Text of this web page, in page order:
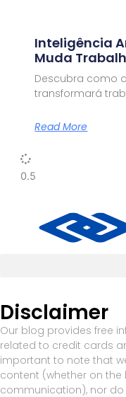
Inteligência
Muda
Descubra como
transformará
Read More
Disclaimer
Our blog provides free
related to credit cards
important to note that
content (whether on
communication), nor